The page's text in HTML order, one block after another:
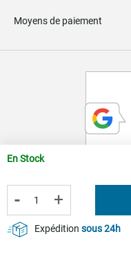
En Stock
- +
Expédition sous 24h
Moyens de paiement